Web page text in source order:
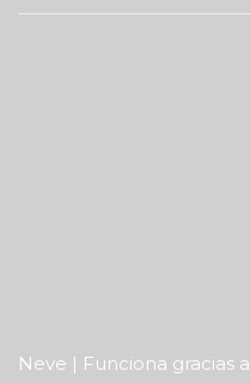
Neve | Funciona gracias a